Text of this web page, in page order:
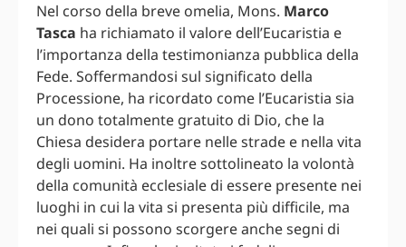
Nel corso della breve omelia, Mons. Marco
Tasca ha richiamato il valore dell’Eucaristia e
l’importanza della testimonianza pubblica della
Fede. Soffermandosi sul significato della
Processione, ha ricordato come l’Eucaristia sia
un dono totalmente gratuito di Dio, che la
Chiesa desidera portare nelle strade e nella vita
degli uomini. Ha inoltre sottolineato la volontà
della comunità ecclesiale di essere presente nei
luoghi in cui la vita si presenta più difficile, ma
nei quali si possono scorgere anche segni di